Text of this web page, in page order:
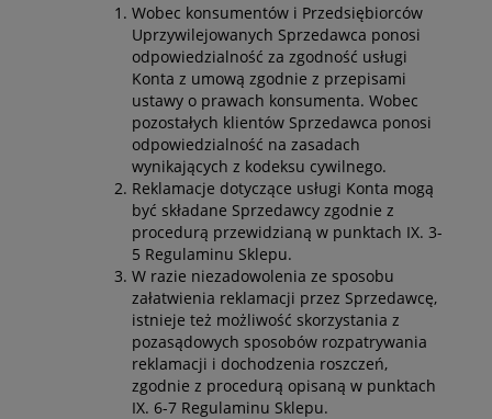
Wobec konsumentów i Przedsiębiorców
Uprzywilejowanych Sprzedawca ponosi
odpowiedzialność za zgodność usługi
Konta z umową zgodnie z przepisami
ustawy o prawach konsumenta. Wobec
pozostałych klientów Sprzedawca ponosi
odpowiedzialność na zasadach
wynikających z kodeksu cywilnego.
Reklamacje dotyczące usługi Konta mogą
być składane Sprzedawcy zgodnie z
procedurą przewidzianą w punktach IX. 3-
5 Regulaminu Sklepu.
W razie niezadowolenia ze sposobu
załatwienia reklamacji przez Sprzedawcę,
istnieje też możliwość skorzystania z
pozasądowych sposobów rozpatrywania
reklamacji i dochodzenia roszczeń,
zgodnie z procedurą opisaną w punktach
IX. 6-7 Regulaminu Sklepu.